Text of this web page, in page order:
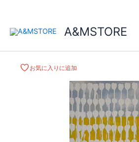
A&MSTORE
お気に入りに追加